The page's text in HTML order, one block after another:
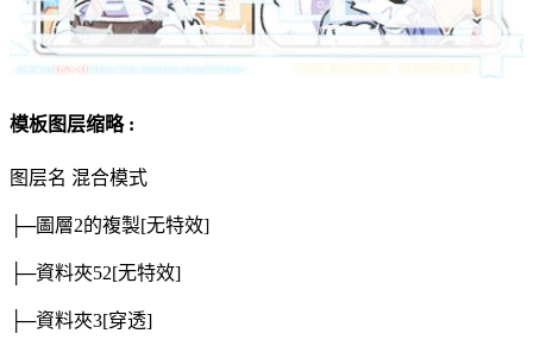
模板图层缩略 :
图层名 混合模式
├─圖層2的複製[无特效]
├─資料夾52[无特效]
├─資料夾3[穿透]